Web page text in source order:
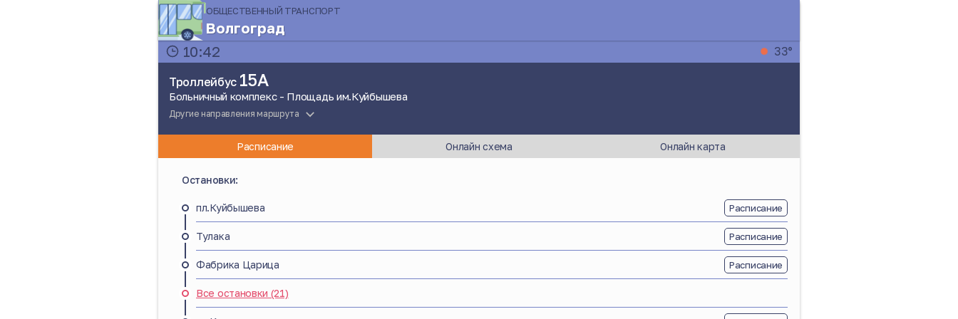
ОБЩЕСТВЕННЫЙ ТРАНСПОРТ
Волгоград
10:42
33°
Троллейбус 15А
Больничный комплекс - Площадь им.Куйбышева
Другие направления маршрута
Расписание Онлайн схема Онлайн карта
Остановки:
пл.Куйбышева Расписание
Тулака Расписание
Фабрика Царица Расписание
Все остановки (21)